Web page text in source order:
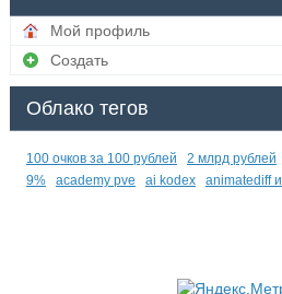
Мой профиль
Создать
Облако тегов
100 очков за 100 рублей 2 млрд рублей
9%
academy pve ai kodex animatediff